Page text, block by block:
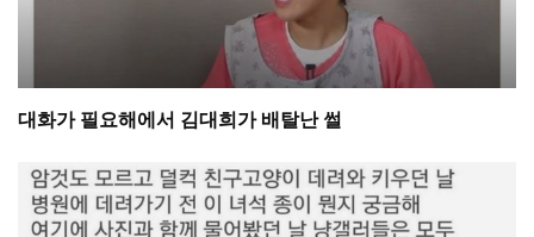
대화가 필요해에서 김대희가 배탈난 썰